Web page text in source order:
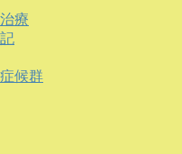
療
候群